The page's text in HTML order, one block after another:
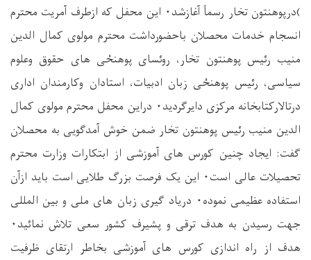
)درپوهنتون تخار رسماً آغازشد۰ این محفل که ازطرف آمریت محترم
انسجام خدمات محصلان باحضورداشت محترم مولوی کمال الدین
منیب رئیس پوهنتون تخار، روئسای پوهنځی های حقوق وعلوم
سیاسی، رئیس پوهنځی زبان ادبیات، استادان وکارمندان اداری
درتالارکتابخانه مرکزی دایرگردید۰ دراین محفل محترم مولوی کمال
الدین منیب رئیس پوهنتون تخار ضمن خوش آمدگویی به محصلان
گفت: ایجاد چنین کورس های آموزشی از ابتکارات وزارت محترم
تحصیلات عالی است۰ این یک فرصت بزرگ طلایی است باید ازآن
استفاده عظیمی نموده۰ دریاد گیری زبان های ملی و بین المللی
جهت رسیدن به هدف ترقی و پشیرف کشور سعی تلاش نمائید۰
هدف از راه اندازی کورس های آموزشی بخاطر ارتقای ظرفیت